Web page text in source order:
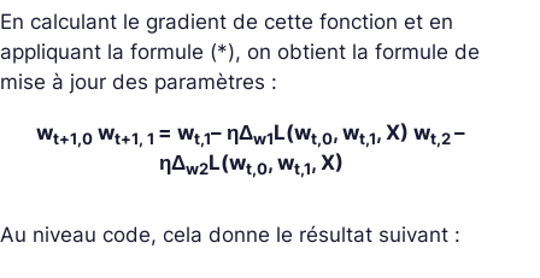
En calculant le gradient de cette fonction et en
appliquant la formule (*), on obtient la formule de
mise à jour des paramètres :
wt+1,0 wt+1, 1 = wt,1– ηΔw1L(wt,0, wt,1, X) wt,2 –
ηΔw2L(wt,0, wt,1, X)
Au niveau code, cela donne le résultat suivant :